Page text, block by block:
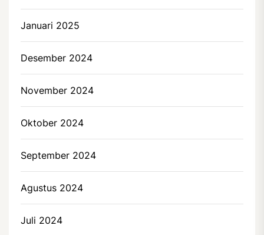
Januari 2025
Desember 2024
November 2024
Oktober 2024
September 2024
Agustus 2024
Juli 2024